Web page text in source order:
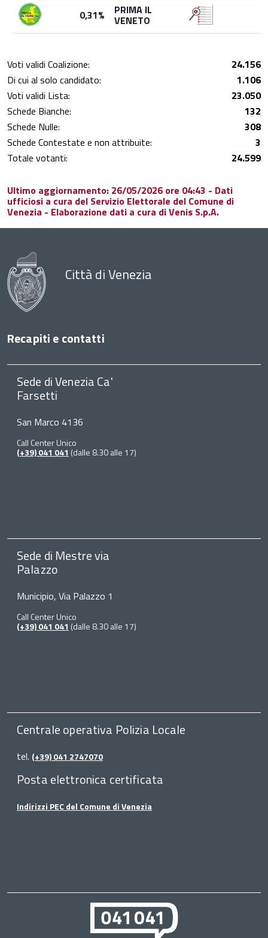
0,31% PRIMA IL
VENETO
Voti validi Coalizione:
24.156
Di cui al solo candidato:
1.106
Voti validi Lista:
23.050
Schede Bianche:
132
Schede Nulle:
308
Schede Contestate e non attribuite:
3
Totale votanti:
24.599
Ultimo aggiornamento: 26/05/2026 ore 04:43 - Dati
ufficiosi a cura del Servizio Elettorale del Comune di
Venezia - Elaborazione dati a cura di Venis S.p.A.
Città di Venezia
Recapiti e contatti
Sede di Venezia Ca'
Farsetti
San Marco 4136
Call Center Unico
(+39) 041 041 (dalle 8.30 alle 17)
Sede di Mestre via
Palazzo
Municipio, Via Palazzo 1
Call Center Unico
(+39) 041 041 (dalle 8.30 alle 17)
Centrale operativa Polizia Locale
tel. (+39) 041 2747070
Posta elettronica certificata
Indirizzi PEC del Comune di Venezia